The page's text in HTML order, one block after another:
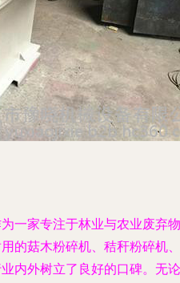
一家专注于林业与农业废弃物
的菇木粉碎机、秸秆粉碎机、
内外树立了良好的口碑。无论